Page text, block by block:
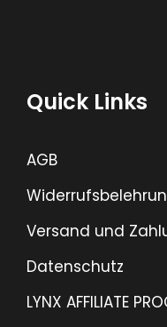
Quick Links
AGB
Versand und
Datenschutz
LYNX AFFILIATE